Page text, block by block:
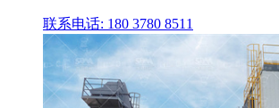
联系电话: 180 3780 8511